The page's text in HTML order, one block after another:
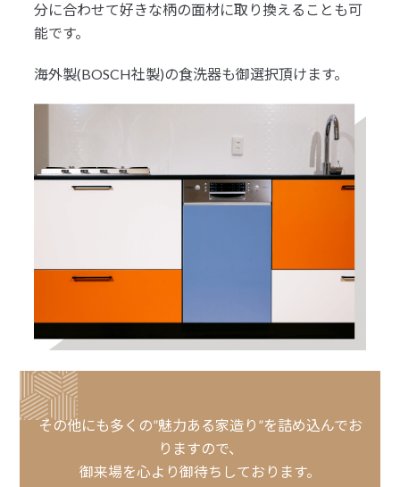
分に合わせて好きな柄の面材に取り換えることも可
能です。
海外製(BOSCH社製)の食洗器も御選択頂けます。
その他にも多くの”魅力ある家造り”を詰め込んでお
りますので、
御来場を心より御待ちしております。